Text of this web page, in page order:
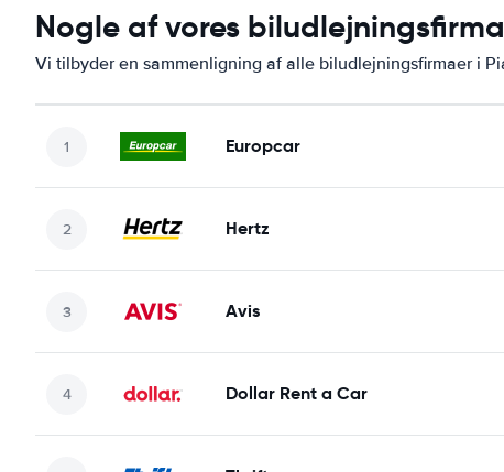
Nogle af vores
Vi tilbyder en sammenligning af alle biludlejningsfirmaer i
Europcar
Hertz
Avis
Dollar Rent a Car